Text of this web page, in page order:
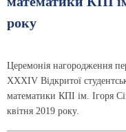
року
Церемонія нагородження
XXXIV Відкритої
математики КПІ ім. Ігоря
квітня 2019 року.